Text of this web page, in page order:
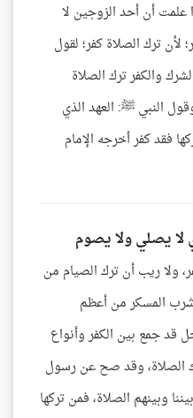
علمت أن أحد الزوجين لا
لأن ترك الصلاة كفر؛ لقول
والكفر ترك الصلاة
النبي ﷺ: العهد الذي
فقد كفر أخرجه الإمام
لا يصلي ولا يصوم
ولا ريب أن ترك الصيام من
شرب المسكر من أعظم
قد جمع بين الكفر وأنواع
الصلاة، وقد صح عن رسول
وبينهم الصلاة، فمن تركها